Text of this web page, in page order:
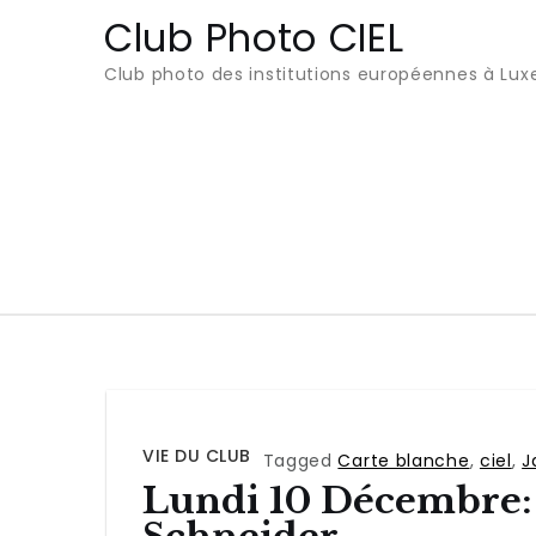
Club Photo CIEL
Club photo des institutions européennes à
VIE DU CLUB TaggedCarte blanche, ciel,
Lundi 10 Décembre: